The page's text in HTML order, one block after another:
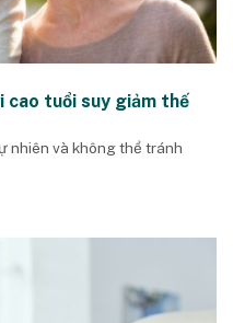
cao tuổi suy giảm thế
nhiên và không thể tránh